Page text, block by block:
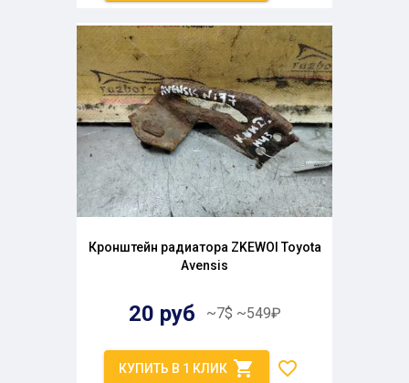
Кронштейн радиатора ZKEWOI Toyota
Avensis
20 руб ~7$ ~549₽
КУПИТЬ В 1 КЛИК